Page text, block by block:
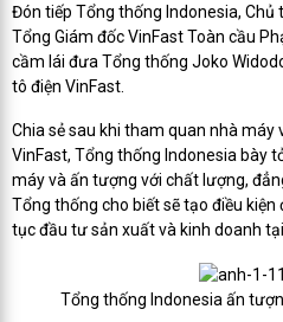
Đón tiếp Tổng thống Indonesia, Chủ
Tổng Giám đốc VinFast Toàn cầu
cầm lái đưa Tổng thống Joko
tô điện VinFast.
Chia sẻ sau khi tham quan nhà máy
VinFast, Tổng thống Indonesia bày
máy và ấn tượng với chất lượng,
Tổng thống cho biết sẽ tạo điều
tục đầu tư sản xuất và kinh doanh
Tổng thống Indonesia ấn